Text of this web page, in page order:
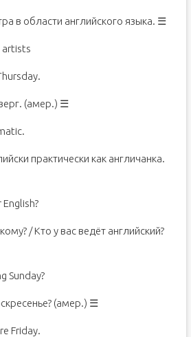
в области английского языка. ☰
artists
(амер.) ☰
практически как англичанка.
/ Кто у вас ведёт английский?
Sunday?
(амер.) ☰
Friday.